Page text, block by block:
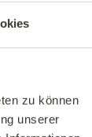
zu können
unserer